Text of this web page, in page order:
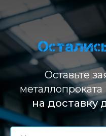
Оставьте
металлопроката
на доставку